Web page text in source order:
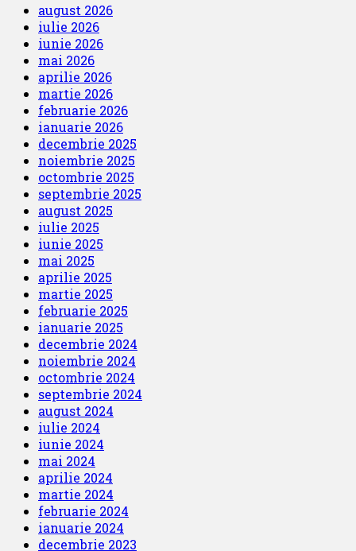
august 2026
iulie 2026
iunie 2026
mai 2026
aprilie 2026
martie 2026
februarie 2026
ianuarie 2026
decembrie 2025
noiembrie 2025
octombrie 2025
septembrie 2025
august 2025
iulie 2025
iunie 2025
mai 2025
aprilie 2025
martie 2025
februarie 2025
ianuarie 2025
decembrie 2024
noiembrie 2024
octombrie 2024
septembrie 2024
august 2024
iulie 2024
iunie 2024
mai 2024
aprilie 2024
martie 2024
februarie 2024
ianuarie 2024
decembrie 2023